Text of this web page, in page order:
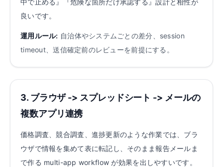
中で止める』『危険な箇所だけ承認する』設計と相性が
良いです。
運用ルール: 自治体やシステムごとの差分、session
timeout、送信確定前のレビューを前提にする。
3. ブラウザ -> スプレッドシート -> メールの
複数アプリ連携
価格調査、競合調査、進捗更新のような作業では、ブラ
ウザで情報を集めて表に転記し、そのまま報告メールま
で作る multi-app workflow が効果を出しやすいです。